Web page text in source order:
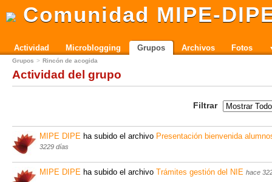
Comunidad MIPE-
Actividad Microblogging Grupos Archivos Fotos
Grupos Rincón de acogida
Actividad del grupo
Filtrar
MIPE DIPE ha subido el archivo Presentación bienvenida
3229 días
MIPE DIPE ha subido el archivo Trámites gestión del NIE hace